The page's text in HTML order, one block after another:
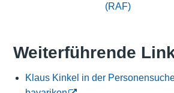
(RAF)
Weiterführende
Klaus Kinkel in der